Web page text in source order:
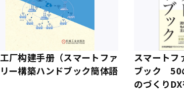
厂构建手册（スマートファ
ー構築ハンドブック簡体語
スマートフ
ブック 50
のづくり